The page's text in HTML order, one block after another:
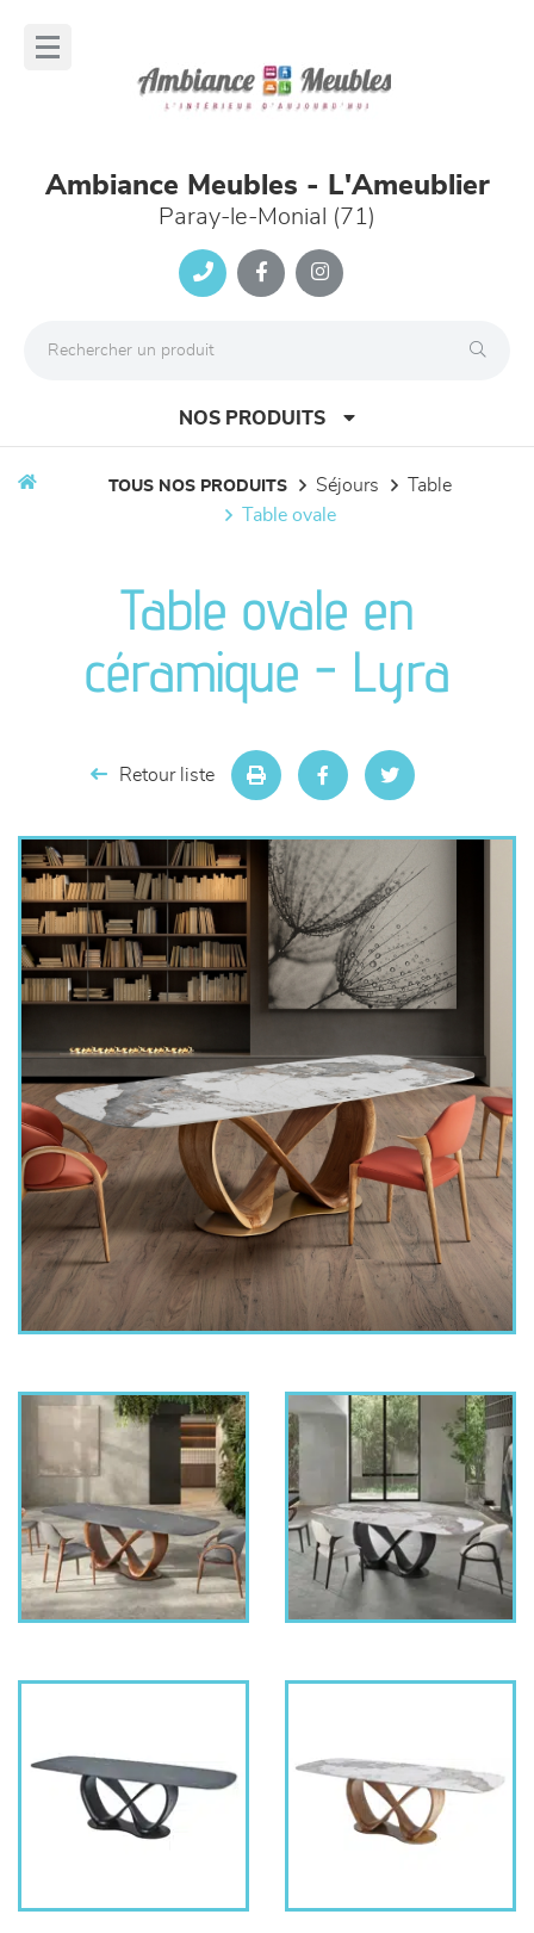
Ambiance Meubles - L'Ameublier
Paray-le-Monial (71)
NOS PRODUITS
meubles de complément
décoration
TOUS NOS PRODUITS séjours
table
table ovale
Table ovale en
céramique - Lyra
Retour liste